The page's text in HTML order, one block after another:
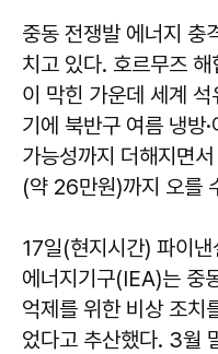
중동 전쟁발 에너지 충
치고 있다. 호르무즈
이 막힌 가운데 세계
기에 북반구 여름 냉방
가능성까지 더해지면
(약 26만원)까지 오를
17일(현지시간) 파이
에너지기구(IEA)는 중
억제를 위한 비상 조치
었다고 추산했다. 3월